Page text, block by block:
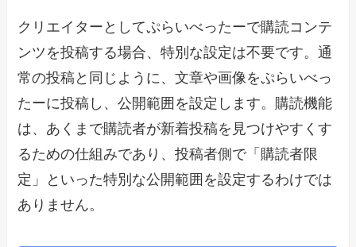
クリエイターとしてぷらいべったーで購読コンテ
ンツを投稿する場合、特別な設定は不要です。通
常の投稿と同じように、文章や画像をぷらいべっ
たーに投稿し、公開範囲を設定します。購読機能
は、あくまで購読者が新着投稿を見つけやすくす
るための仕組みであり、投稿者側で「購読者限
定」といった特別な公開範囲を設定するわけでは
ありません。